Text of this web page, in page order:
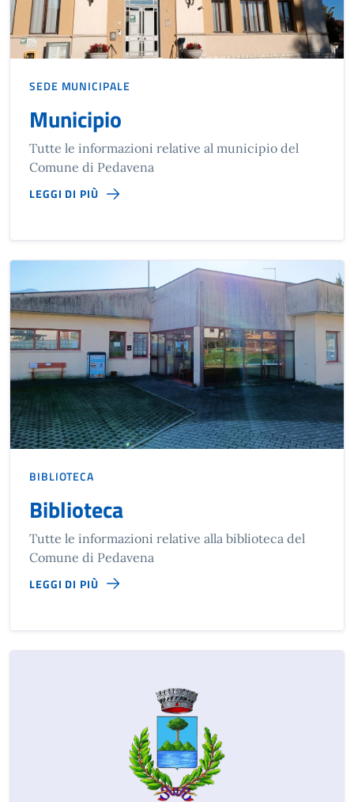
SEDE MUNICIPALE
Municipio
Tutte le informazioni relative al municipio del
Comune di Pedavena
LEGGI DI PIÙ
BIBLIOTECA
Biblioteca
Tutte le informazioni relative alla biblioteca del
Comune di Pedavena
LEGGI DI PIÙ